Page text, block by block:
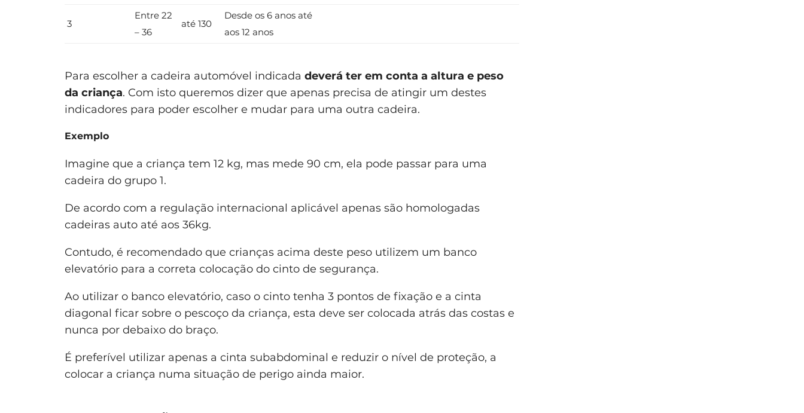
3
Entre 22
– 36
até 130
Desde os 6 anos até
aos 12 anos
Para escolher a cadeira automóvel indicada deverá ter em conta a altura e peso
da criança. Com isto queremos dizer que apenas precisa de atingir um destes
indicadores para poder escolher e mudar para uma outra cadeira.
Exemplo
Imagine que a criança tem 12 kg, mas mede 90 cm, ela pode passar para uma
cadeira do grupo 1.
De acordo com a regulação internacional aplicável apenas são homologadas
cadeiras auto até aos 36kg.
Contudo, é recomendado que crianças acima deste peso utilizem um banco
elevatório para a correta colocação do cinto de segurança.
Ao utilizar o banco elevatório, caso o cinto tenha 3 pontos de fixação e a cinta
diagonal ficar sobre o pescoço da criança, esta deve ser colocada atrás das costas e
nunca por debaixo do braço.
É preferível utilizar apenas a cinta subabdominal e reduzir o nível de proteção, a
colocar a criança numa situação de perigo ainda maior.